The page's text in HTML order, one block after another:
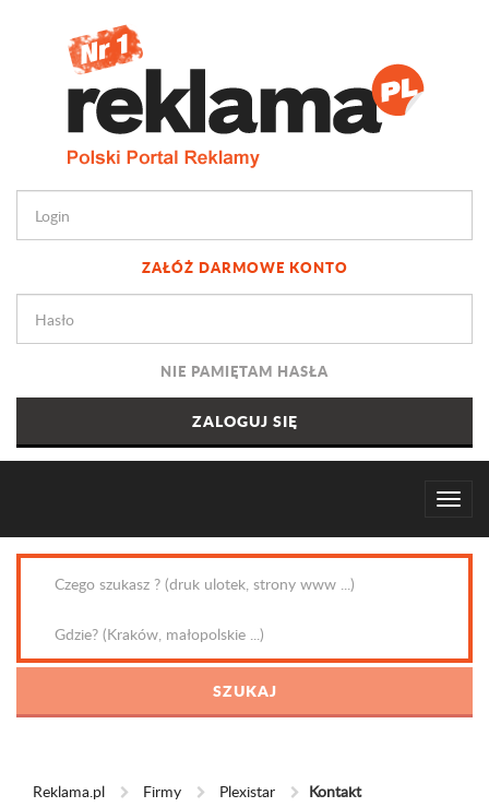
ZAŁÓŻ DARMOWE KONTO
NIE PAMIĘTAM HASŁA
Reklama.pl Firmy Plexistar Kontakt